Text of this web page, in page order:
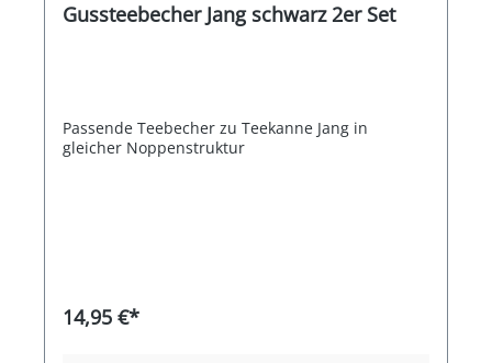
Gussteebecher Jang schwarz 2er Set
Passende Teebecher zu Teekanne Jang in
gleicher Noppenstruktur
14,95 €*